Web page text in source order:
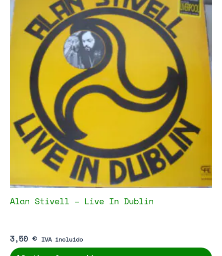
Alan Stivell – Live In Dublin
3,50 € IVA incluido